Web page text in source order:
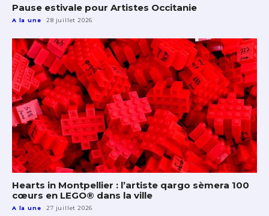
Pause estivale pour Artistes Occitanie
A la une 28 juillet 2026
Hearts in Montpellier : l’artiste qargo sèmera 100
cœurs en LEGO® dans la ville
A la une 27 juillet 2026